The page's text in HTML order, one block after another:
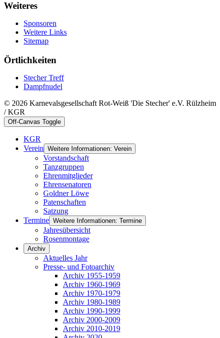
Weiteres
Sponsoren
Weitere Links
Sitemap
Örtlichkeiten
Stecher Treff
Dampfnudel
© 2026 Karnevalsgesellschaft Rot-Weiß 'Die Stecher' e.V. Rülzheim
/ KGR
Off-Canvas Toggle
KGR
Verein Weitere Informationen: Verein
Vorstandschaft
Tanzgruppen
Ehrenmitglieder
Ehrensenatoren
Goldner Löwe
Patenschaften
Satzung
Termine Weitere Informationen: Termine
Jahresübersicht
Rosenmontage
Archiv
Aktuelles Jahr
Presse- und Fotoarchiv
Archiv 1955-1959
Archiv 1960-1969
Archiv 1970-1979
Archiv 1980-1989
Archiv 1990-1999
Archiv 2000-2009
Archiv 2010-2019